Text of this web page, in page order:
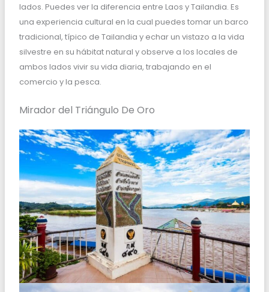
lados. Puedes ver la diferencia entre Laos y Tailandia. Es
una experiencia cultural en la cual puedes tomar un barco
tradicional, típico de Tailandia y echar un vistazo a la vida
silvestre en su hábitat natural y observe a los locales de
ambos lados vivir su vida diaria, trabajando en el
comercio y la pesca.
Mirador del Triángulo De Oro